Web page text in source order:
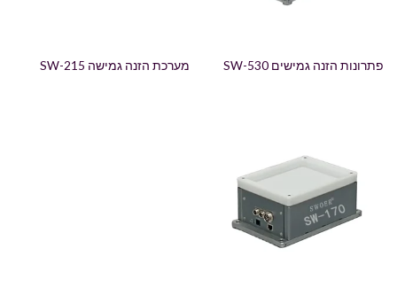
פתרונות הזנה גמישים SW-530 מערכת הזנה גמישה SW-215